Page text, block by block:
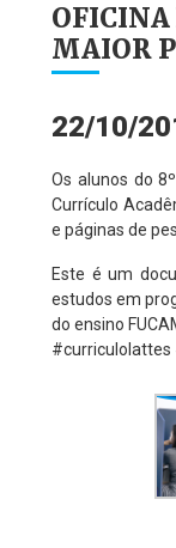
OFICINA
MAIOR
22/10/
Os alunos do
Currículo
e páginas de
Este é um
estudos em
do ensino